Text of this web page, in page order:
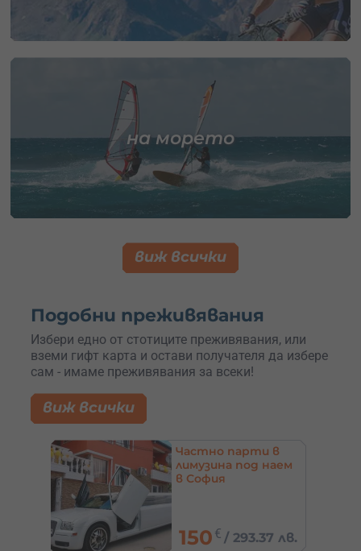
на морето
виж всички
Подобни преживявания
Избери едно от стотиците преживявания, или
вземи гифт карта и остави получателя да избере
сам - имаме преживявания за всеки!
виж всички
Офроуд тур с АТВ
под наем край
Етрополе – до
43.46€/85 лв.